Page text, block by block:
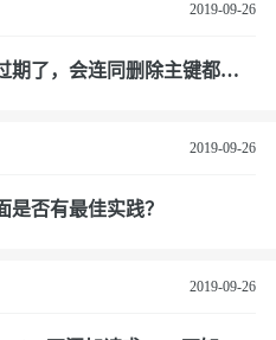
2019-09-26
期了，会连同删除主键都删
2019-09-26
否有最佳实践？
2019-09-26